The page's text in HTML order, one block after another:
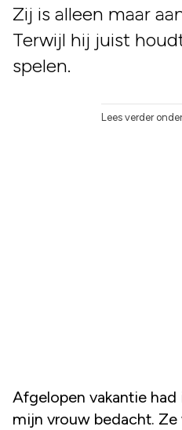
Zij is alleen maar
Terwijl hij juist
spelen.
Lees verder
Afgelopen vakantie had ik een bijnaam voor
mijn vrouw bedacht.